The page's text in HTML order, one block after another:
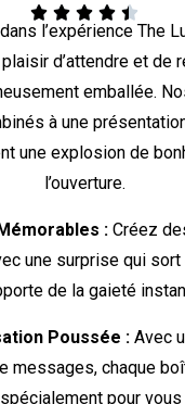
    
l’expérience The
d’attendre et de
emballée.
à une
une explosion de
l’ouverture.
: Créez
une surprise qui sort
de la gaieté
Poussée : Avec
messages, chaque
pour